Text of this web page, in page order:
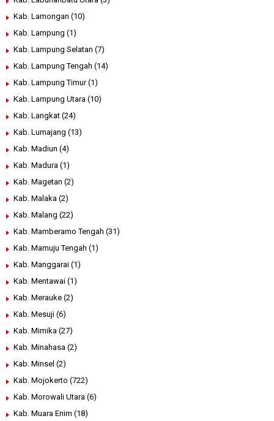
Kab. Lamongan (10)
Kab. Lampung (1)
Kab. Lampung Selatan (7)
Kab. Lampung Tengah (14)
Kab. Lampung Timur (1)
Kab. Lampung Utara (10)
Kab. Langkat (24)
Kab. Lumajang (13)
Kab. Madiun (4)
Kab. Madura (1)
Kab. Magetan (2)
Kab. Malaka (2)
Kab. Malang (22)
Kab. Mamberamo Tengah (31)
Kab. Mamuju Tengah (1)
Kab. Manggarai (1)
Kab. Mentawai (1)
Kab. Merauke (2)
Kab. Mesuji (6)
Kab. Mimika (27)
Kab. Minahasa (2)
Kab. Minsel (2)
Kab. Mojokerto (722)
Kab. Morowali Utara (6)
Kab. Muara Enim (18)